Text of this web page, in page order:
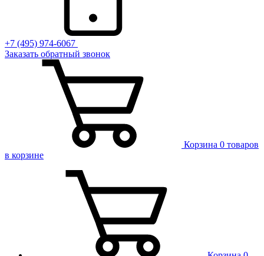
+7 (495) 974-6067
Заказать обратный звонок
Корзина 0 товаров
в корзине